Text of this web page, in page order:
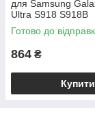
для Samsung
Ultra S918 S918B
Готово до
864 ₴
Купити